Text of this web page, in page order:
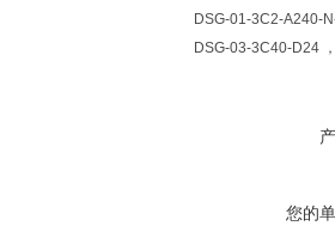
DSG-01-3C2-A240-
DSG-03-3C40-D24
您的